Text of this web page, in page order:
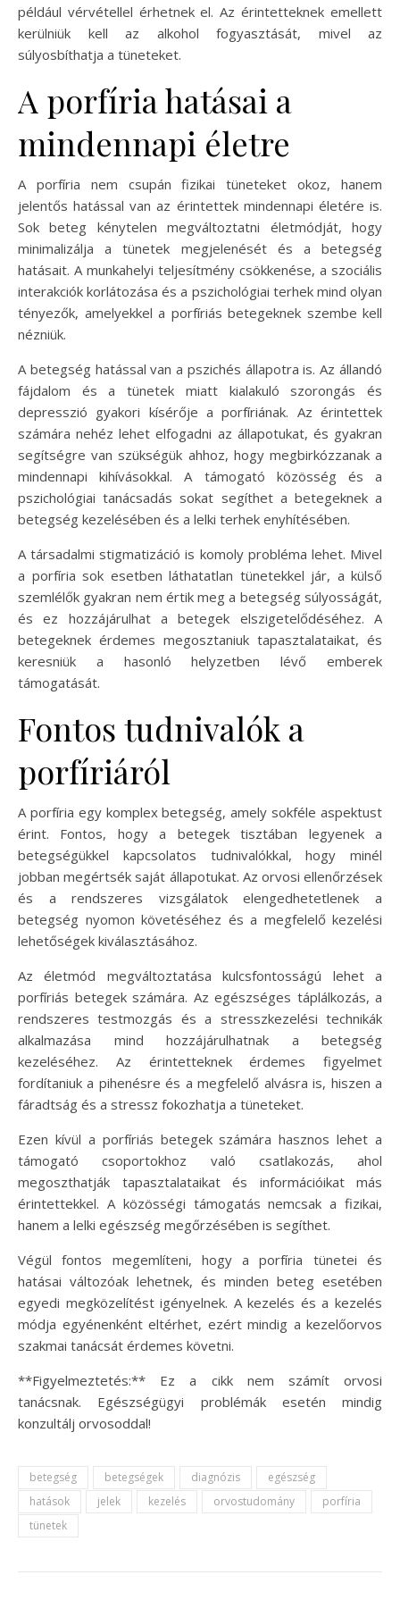
például vérvétellel érhetnek el. Az érintetteknek emellett
kerülniük kell az alkohol fogyasztását, mivel az
súlyosbíthatja a tüneteket.
A porfíria hatásai a
mindennapi életre
A porfíria nem csupán fizikai tüneteket okoz, hanem
jelentős hatással van az érintettek mindennapi életére is.
Sok beteg kénytelen megváltoztatni életmódját, hogy
minimalizálja a tünetek megjelenését és a betegség
hatásait. A munkahelyi teljesítmény csökkenése, a szociális
interakciók korlátozása és a pszichológiai terhek mind olyan
tényezők, amelyekkel a porfíriás betegeknek szembe kell
nézniük.
A betegség hatással van a pszichés állapotra is. Az állandó
fájdalom és a tünetek miatt kialakuló szorongás és
depresszió gyakori kísérője a porfíriának. Az érintettek
számára nehéz lehet elfogadni az állapotukat, és gyakran
segítségre van szükségük ahhoz, hogy megbirkózzanak a
mindennapi kihívásokkal. A támogató közösség és a
pszichológiai tanácsadás sokat segíthet a betegeknek a
betegség kezelésében és a lelki terhek enyhítésében.
A társadalmi stigmatizáció is komoly probléma lehet. Mivel
a porfíria sok esetben láthatatlan tünetekkel jár, a külső
szemlélők gyakran nem értik meg a betegség súlyosságát,
és ez hozzájárulhat a betegek elszigetelődéséhez. A
betegeknek érdemes megosztaniuk tapasztalataikat, és
keresniük a hasonló helyzetben lévő emberek
támogatását.
Fontos tudnivalók a
porfíriáról
A porfíria egy komplex betegség, amely sokféle aspektust
érint. Fontos, hogy a betegek tisztában legyenek a
betegségükkel kapcsolatos tudnivalókkal, hogy minél
jobban megértsék saját állapotukat. Az orvosi ellenőrzések
és a rendszeres vizsgálatok elengedhetetlenek a
betegség nyomon követéséhez és a megfelelő kezelési
lehetőségek kiválasztásához.
Az életmód megváltoztatása kulcsfontosságú lehet a
porfíriás betegek számára. Az egészséges táplálkozás, a
rendszeres testmozgás és a stresszkezelési technikák
alkalmazása mind hozzájárulhatnak a betegség
kezeléséhez. Az érintetteknek érdemes figyelmet
fordítaniuk a pihenésre és a megfelelő alvásra is, hiszen a
fáradtság és a stressz fokozhatja a tüneteket.
Ezen kívül a porfíriás betegek számára hasznos lehet a
támogató csoportokhoz való csatlakozás, ahol
megoszthatják tapasztalataikat és információikat más
érintettekkel. A közösségi támogatás nemcsak a fizikai,
hanem a lelki egészség megőrzésében is segíthet.
Végül fontos megemlíteni, hogy a porfíria tünetei és
hatásai változóak lehetnek, és minden beteg esetében
egyedi megközelítést igényelnek. A kezelés és a kezelés
módja egyénenként eltérhet, ezért mindig a kezelőorvos
szakmai tanácsát érdemes követni.
**Figyelmeztetés:** Ez a cikk nem számít orvosi
tanácsnak. Egészségügyi problémák esetén mindig
konzultálj orvosoddal!
betegség betegségek diagnózis
egészség
hatások
jelek kezelés orvostudomány
porfíria
tünetek